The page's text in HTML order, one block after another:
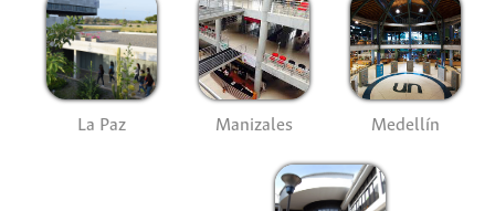
La Paz Manizales Medellín